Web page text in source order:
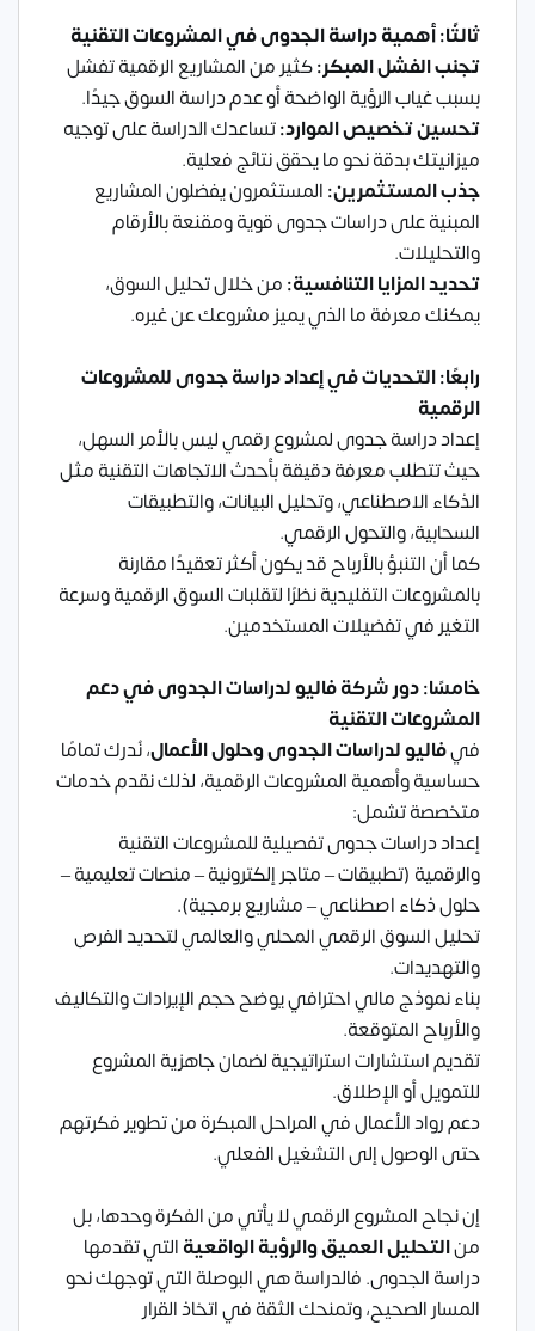
ثالثًا: أهمية دراسة الجدوى في المشروعات التقنية
تجنب الفشل المبكر:كثير من المشاريع الرقمية تفشل
بسبب غياب الرؤية الواضحة أو عدم دراسة السوق جيدًا.
تحسين تخصيص الموارد:تساعدك الدراسة على توجيه
ميزانيتك بدقة نحو ما يحقق نتائج فعلية.
جذب المستثمرين:المستثمرون يفضلون المشاريع
المبنية على دراسات جدوى قوية ومقنعة بالأرقام
والتحليلات.
تحديد المزايا التنافسية:من خلال تحليل السوق،
يمكنك معرفة ما الذي يميز مشروعك عن غيره.
رابعًا: التحديات في إعداد دراسة جدوى للمشروعات
الرقمية
إعداد دراسة جدوى لمشروع رقمي ليس بالأمر السهل،
حيث تتطلب معرفة دقيقة بأحدث الاتجاهات التقنية مثل
الذكاء الاصطناعي، وتحليل البيانات، والتطبيقات
السحابية، والتحول الرقمي.
كما أن التنبؤ بالأرباح قد يكون أكثر تعقيدًا مقارنة
بالمشروعات التقليدية نظرًا لتقلبات السوق الرقمية وسرعة
التغير في تفضيلات المستخدمين.
خامسًا: دور شركة فاليو لدراسات الجدوى في دعم
المشروعات التقنية
فيفاليو لدراسات الجدوى وحلول الأعمال، نُدرك تمامًا
حساسية وأهمية المشروعات الرقمية، لذلك نقدم خدمات
متخصصة تشمل:
إعداد دراسات جدوى تفصيلية للمشروعات التقنية
والرقمية (تطبيقات – متاجر إلكترونية – منصات تعليمية –
حلول ذكاء اصطناعي – مشاريع برمجية).
تحليل السوق الرقمي المحلي والعالمي لتحديد الفرص
والتهديدات.
بناء نموذج مالي احترافي يوضح حجم الإيرادات والتكاليف
والأرباح المتوقعة.
تقديم استشارات استراتيجية لضمان جاهزية المشروع
للتمويل أو الإطلاق.
دعم رواد الأعمال في المراحل المبكرة من تطوير فكرتهم
حتى الوصول إلى التشغيل الفعلي.
إن نجاح المشروع الرقمي لا يأتي من الفكرة وحدها، بل
منالتحليل العميق والرؤية الواقعيةالتي تقدمها
دراسة الجدوى. فالدراسة هي البوصلة التي توجهك نحو
المسار الصحيح، وتمنحك الثقة في اتخاذ القرار